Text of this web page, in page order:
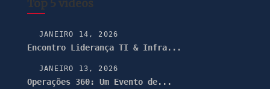
Top 5 vídeos
JANEIRO 14, 2026
Encontro Liderança TI & Infra...
JANEIRO 13, 2026
Operações 360: Um Evento de...